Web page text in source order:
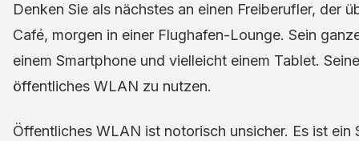
Denken Sie als nächstes an einen Freiberufler, der
Café, morgen in einer Flughafen-Lounge. Sein
einem Smartphone und vielleicht einem Tablet.
öffentliches WLAN zu nutzen.
Öffentliches WLAN ist notorisch unsicher. Es ist